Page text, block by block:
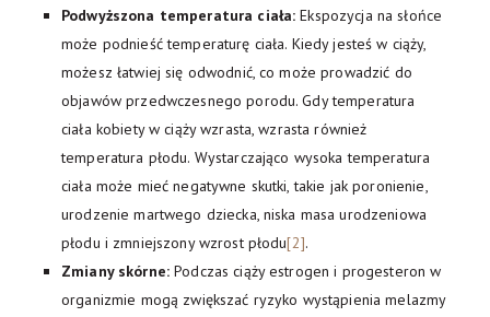
Podwyższona temperatura ciała: Ekspozycja na słońce
może podnieść temperaturę ciała. Kiedy jesteś w ciąży,
możesz łatwiej się odwodnić, co może prowadzić do
objawów przedwczesnego porodu. Gdy temperatura
ciała kobiety w ciąży wzrasta, wzrasta również
temperatura płodu. Wystarczająco wysoka temperatura
ciała może mieć negatywne skutki, takie jak poronienie,
urodzenie martwego dziecka, niska masa urodzeniowa
płodu i zmniejszony wzrost płodu[2].
Zmiany skórne:Podczas ciąży estrogen i progesteron w
organizmie mogą zwiększać ryzyko wystąpienia melazmy